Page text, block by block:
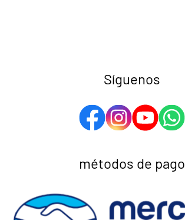
Síguenos
métodos de pago